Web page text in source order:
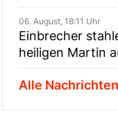
06. August, 18:11 Uhr
Einbrecher
heiligen Martin
Alle Nachrichten